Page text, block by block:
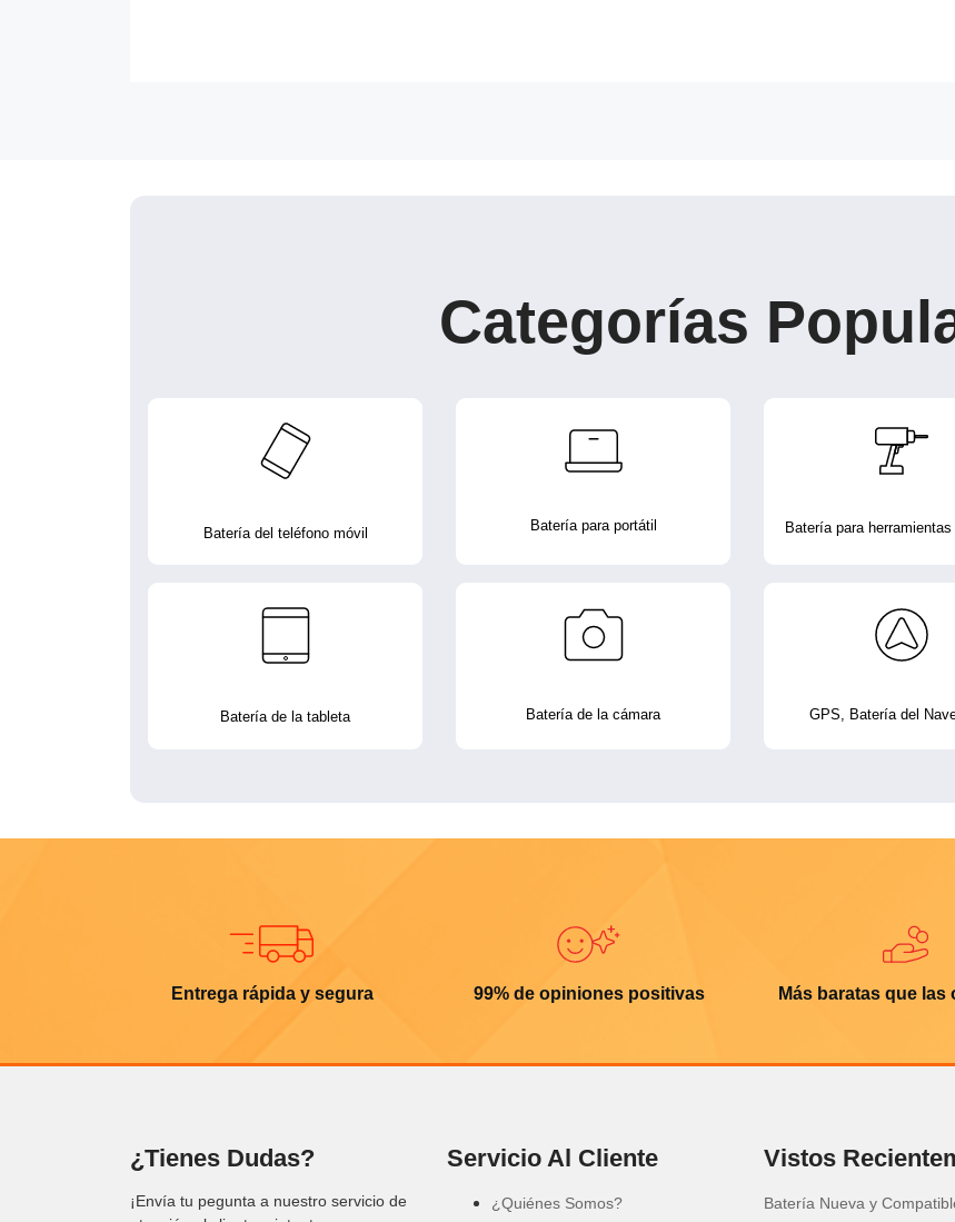
Categorías
Batería del teléfono móvil Batería para portátil Batería para
Batería de la tableta Batería de la cámara GPS, Batería del
Entrega rápida y segura 99% de opiniones positivas Más baratas que las
¿Tienes Dudas?
¡Envía tu pegunta a nuestro servicio de
Servicio Al Cliente
¿Quiénes Somos?
Vistos
Batería Nueva y